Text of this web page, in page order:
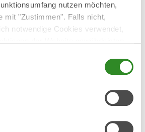
nutzen möchten,
mit "Zustimmen". Falls nicht,
notwendige Cookies verwendet,
kann Bargeldzahlung am
werden.
einverstanden, dass die von mir
und Beantwortung meiner